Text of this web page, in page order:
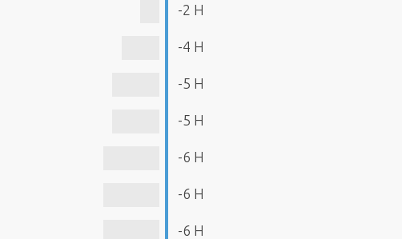
-2 H
-4 H
-5 H
-5 H
-6 H
-6 H
-6 H